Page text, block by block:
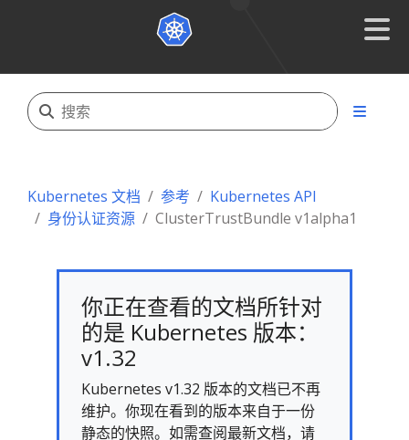
Kubernetes 文档 参考
Kubernetes API
身份认证资源
ClusterTrustBundle v1alpha1
你正在查看的文档所针对
的是 Kubernetes 版本：
v1.32
Kubernetes v1.32 版本的文档已不再
维护。你现在看到的版本来自于一份
静态的快照。如需查阅最新文档，请